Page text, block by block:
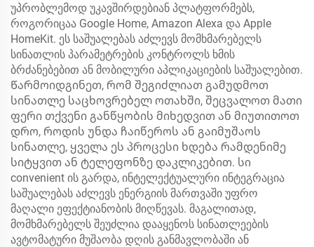
უპრობლემოდ უკავშირდებიან პლატფორმებს,
როგორიცაა Google Home, Amazon Alexa და Apple
HomeKit. ეს საშუალებას აძლევს მომხმარებელს
სინათლის პარამეტრების კონტროლს ხმის
ბრძანებებით ან მობილური აპლიკაციების საშუალებით.
Წარმოიდგინეთ, რომ შეგიძლიათ გამუდმოთ
სინათლე საცხოვრებელ ოთახში, შეცვალოთ მათი
ფერი თქვენი განწყობის მიხედვით ან მიუთითოთ
დრო, როდის უნდა ჩაიწეროს ან გაიმუშაოს
სინათლე, ყველა ეს პროცესი ხდება რამდენიმე
სიტყვით ან ტელეფონზე დაკლიკებით. სი
convenient ის გარდა, ინტელექტუალური ინტეგრაცია
საშუალებას აძლევს ენერგიის მართვაში უფრო
მაღალი ეფექტიანობის მიღწევას. მაგალითად,
მომხმარებელს შეუძლია დააყენოს სინათლეების
ავტომატური მუშაობა დღის განმავლობაში ან